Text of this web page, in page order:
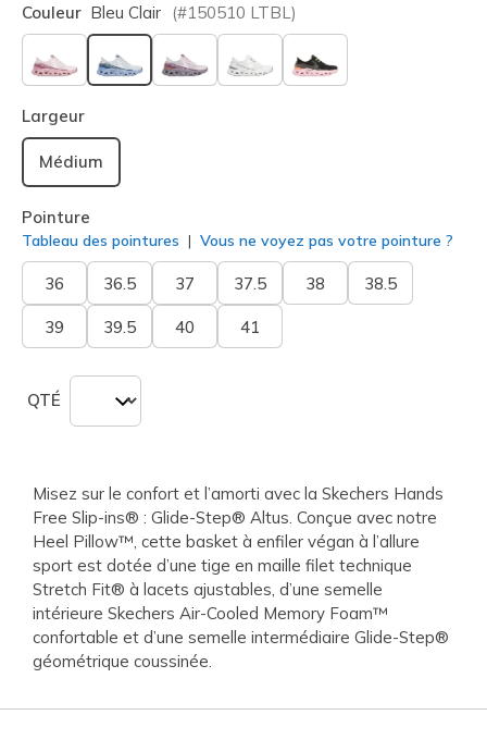
Couleur Bleu Clair (#150510 LTBL )
sélectionné
Largeur
Médium
Pointure
Tableau des pointures Vous ne voyez pas votre pointure ?
36 36.5 37 37.5 38 38.5
39 39.5 40 41
QTÉ
Misez sur le confort et l’amorti avec la Skechers Hands
Free Slip-ins® : Glide-Step® Altus. Conçue avec notre
Heel Pillow™, cette basket à enfiler végan à l’allure
sport est dotée d’une tige en maille filet technique
Stretch Fit® à lacets ajustables, d’une semelle
intérieure Skechers Air-Cooled Memory Foam™
confortable et d’une semelle intermédiaire Glide-Step®
géométrique coussinée.